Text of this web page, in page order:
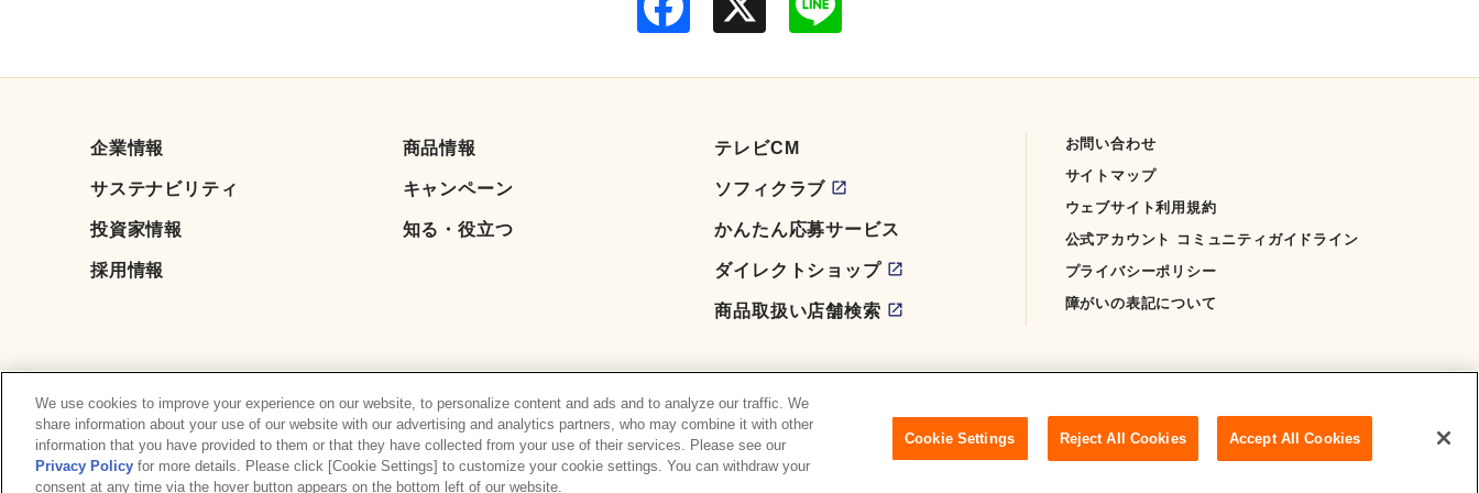
企業情報
サステナビリティ
投資家情報
採用情報
商品情報
キャンペーン
知る・役立つ
テレビCM
ソフィクラブ
かんたん応募サービス
ダイレクトショップ
商品取扱い店舗検索
お問い合わせ
サイトマップ
ウェブサイト利用規約
公式アカウント コミュニティガイドライン
プライバシーポリシー
障がいの表記について
Copyright© Unicharm Corporation
We use cookies to improve your experience on our website, to personalize content and ads and to analyze our traffic. We
share information about your use of our website with our advertising and analytics partners, who may combine it with other
information that you have provided to them or that they have collected from your use of their services. Please see our
Privacy Policy for more details. Please click [Cookie Settings] to customize your cookie settings. You can withdraw your
consent at any time via the hover button appears on the bottom left of our website.
Cookie Settings Reject All Cookies Accept All Cookies